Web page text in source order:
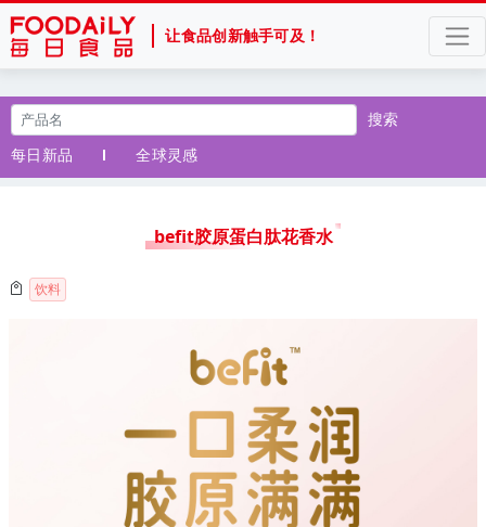
让食品创新触手可及！
搜索
每日新品
全球灵感
befit胶原蛋白肽花香水
饮料